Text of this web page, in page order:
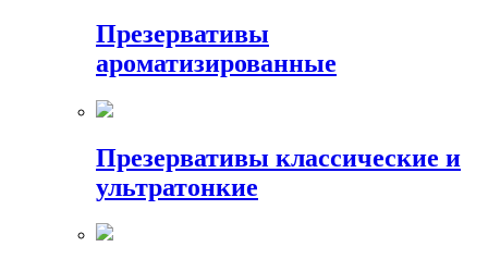
Презервативы
ароматизированные
Презервативы классические и
ультратонкие